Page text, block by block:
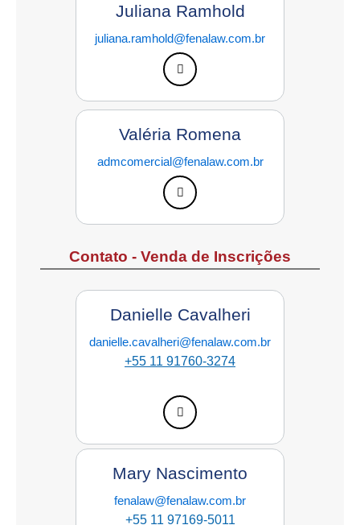
Juliana Ramhold
juliana.ramhold@fenalaw.com.br
Valéria Romena
admcomercial@fenalaw.com.br
Contato - Venda de Inscrições
Danielle Cavalheri
danielle.cavalheri@fenalaw.com.br
+55 11 91760-3274
Mary Nascimento
fenalaw@fenalaw.com.br
+55 11 97169-5011